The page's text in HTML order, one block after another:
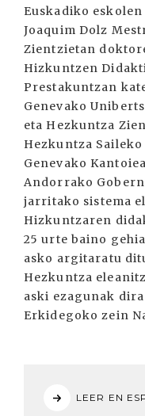
Euskadiko
Joaquim Dolz
Zientzietan
Hizkuntzen
Prestakuntzan
Genevako
eta Hezkuntza
Hezkuntza
Genevako
Andorrako
jarritako sistema
Hizkuntzaren
25 urte baino
asko argitaratu
Hezkuntza
aski ezagunak
Erkidegoko zein
LEER EN